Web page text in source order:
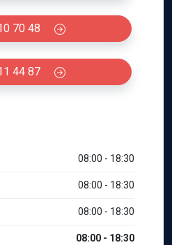
70 48
44 87
08:00 - 18:30
08:00 - 18:30
08:00 - 18:30
08:00 - 18:30